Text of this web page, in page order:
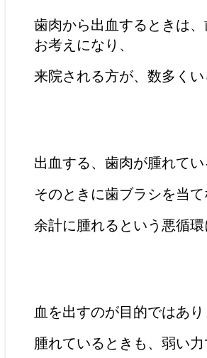
歯肉から出血するときは
お考えになり、
来院される方が、数多く
出血する、歯肉が腫れてい
そのときに歯ブラシを当て
余計に腫れるという悪循
血を出すのが目的ではあり
腫れているときも、弱い力